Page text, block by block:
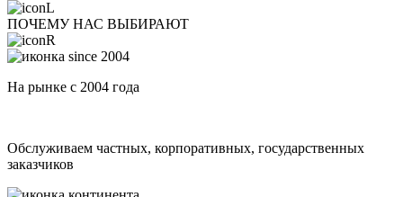
ПОЧЕМУ НАС ВЫБИРАЮТ
На рынке с 2004 года
Обслуживаем частных, корпоративных, государственных
заказчиков